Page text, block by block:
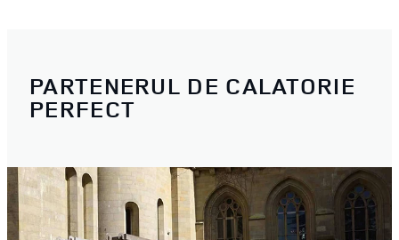
PARTENERUL DE CALATORIE
PERFECT